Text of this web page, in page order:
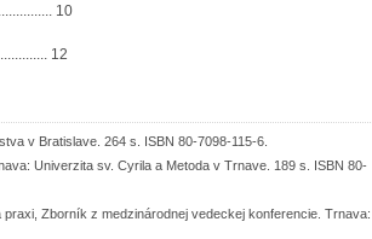
10
12
v Bratislave. 264 s. ISBN 80-7098-115-6.
Univerzita sv. Cyrila a Metoda v Trnave. 189 s. ISBN 80-
Zborník z medzinárodnej vedeckej konferencie. Trnava: